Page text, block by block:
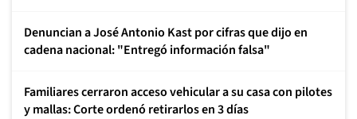
Denuncian a José Antonio Kast por cifras que dijo en
cadena nacional: "Entregó información falsa"
Familiares cerraron acceso vehicular a su casa con pilotes
y mallas: Corte ordenó retirarlos en 3 días